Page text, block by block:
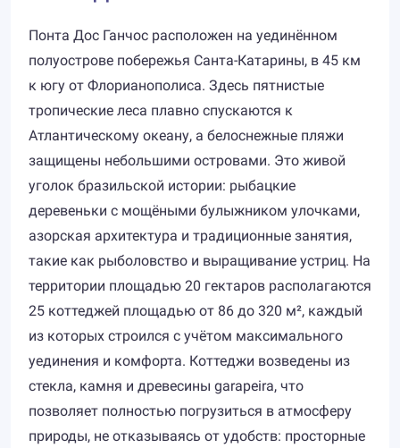
Понта Дос Ганчос расположен на уединённом
полуострове побережья Санта-Катарины, в 45 км
к югу от Флорианополиса. Здесь пятнистые
тропические леса плавно спускаются к
Атлантическому океану, а белоснежные пляжи
защищены небольшими островами. Это живой
уголок бразильской истории: рыбацкие
деревеньки с мощёными булыжником улочками,
азорская архитектура и традиционные занятия,
такие как рыболовство и выращивание устриц. На
территории площадью 20 гектаров располагаются
25 коттеджей площадью от 86 до 320 м², каждый
из которых строился с учётом максимального
уединения и комфорта. Коттеджи возведены из
стекла, камня и древесины garapeira, что
позволяет полностью погрузиться в атмосферу
природы, не отказываясь от удобств: просторные